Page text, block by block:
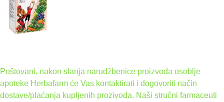
Poštovani, nakon slanja narudžbenice proizvoda osoblje
apoteke Herbafarm će Vas kontaktirati i dogovoriti način
dostave/plaćanja kupljenih prozivoda. Naši stručni farmaceuti